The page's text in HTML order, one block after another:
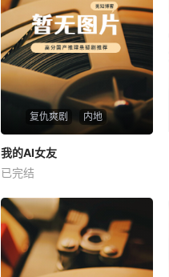
复仇爽剧 内地
我的AI女友
未知
我的AI女友
已完结